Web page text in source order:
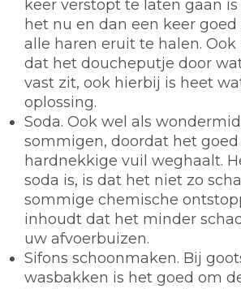
keer verstopt te laten gaan
het nu en dan een keer
alle haren eruit te halen.
dat het doucheputje door
vast zit, ook hierbij is heet
oplossing.
Soda. Ook wel als
sommigen, doordat het goed
hardnekkige vuil weghaalt.
soda is, is dat het niet zo
sommige chemische
inhoudt dat het minder
uw afvoerbuizen.
Sifons schoonmaken. Bij
wasbakken is het goed om